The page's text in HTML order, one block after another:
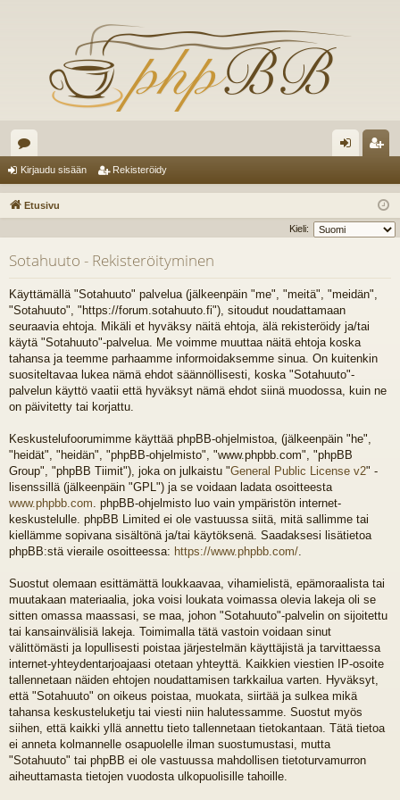
es
ku
ua
lu
ee
t
au
du
sä
ist
er
dy
Kirjaudu sisään Rekisteröidy
Etusivu
Kieli:
Sotahuuto - Rekisteröityminen
Käyttämällä "Sotahuuto" palvelua (jälkeenpäin "me", "meitä", "meidän",
"Sotahuuto", "https://forum.sotahuuto.fi"), sitoudut noudattamaan
seuraavia ehtoja. Mikäli et hyväksy näitä ehtoja, älä rekisteröidy ja/tai
käytä "Sotahuuto"-palvelua. Me voimme muuttaa näitä ehtoja koska
tahansa ja teemme parhaamme informoidaksemme sinua. On kuitenkin
suositeltavaa lukea nämä ehdot säännöllisesti, koska "Sotahuuto"-
palvelun käyttö vaatii että hyväksyt nämä ehdot siinä muodossa, kuin ne
on päivitetty tai korjattu.
Keskustelufoorumimme käyttää phpBB-ohjelmistoa, (jälkeenpäin "he",
"heidät", "heidän", "phpBB-ohjelmisto", "www.phpbb.com", "phpBB
Group", "phpBB Tiimit"), joka on julkaistu "General Public License v2" -
lisenssillä (jälkeenpäin "GPL") ja se voidaan ladata osoitteesta
www.phpbb.com . phpBB-ohjelmisto luo vain ympäristön internet-
keskustelulle. phpBB Limited ei ole vastuussa siitä, mitä sallimme tai
kiellämme sopivana sisältönä ja/tai käytöksenä. Saadaksesi lisätietoa
phpBB:stä vieraile osoitteessa: https://www.phpbb.com/
Suostut olemaan esittämättä loukkaavaa, vihamielistä, epämoraalista tai
muutakaan materiaalia, joka voisi loukata voimassa olevia lakeja oli se
sitten omassa maassasi, se maa, johon "Sotahuuto"-palvelin on sijoitettu
tai kansainvälisiä lakeja. Toimimalla tätä vastoin voidaan sinut
välittömästi ja lopullisesti poistaa järjestelmän käyttäjistä ja tarvittaessa
internet-yhteydentarjoajaasi otetaan yhteyttä. Kaikkien viestien IP-osoite
tallennetaan näiden ehtojen noudattamisen tarkkailua varten. Hyväksyt,
että "Sotahuuto" on oikeus poistaa, muokata, siirtää ja sulkea mikä
tahansa keskusteluketju tai viesti niin halutessamme. Suostut myös
siihen, että kaikki yllä annettu tieto tallennetaan tietokantaan. Tätä tietoa
ei anneta kolmannelle osapuolelle ilman suostumustasi, mutta
"Sotahuuto" tai phpBB ei ole vastuussa mahdollisen tietoturvamurron
aiheuttamasta tietojen vuodosta ulkopuolisille tahoille.